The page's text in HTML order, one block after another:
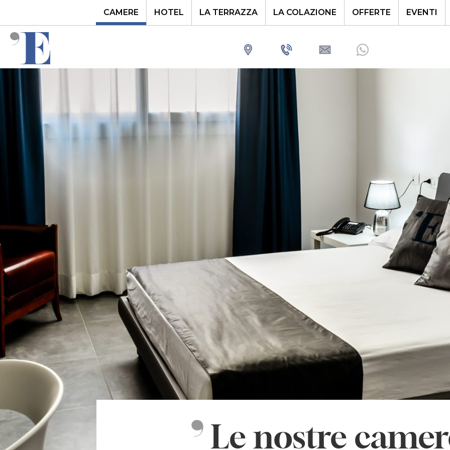
CAMERE HOTEL LA TERRAZZA LA COLAZIONE OFFERTE EVENTI
Le nostre